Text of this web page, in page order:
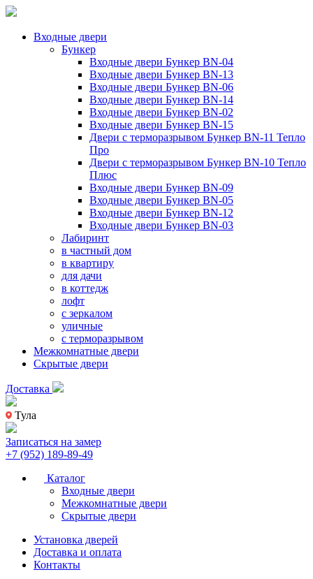
Входные двери
Бункер
Входные двери Бункер BN-04
Входные двери Бункер BN-13
Входные двери Бункер BN-06
Входные двери Бункер BN-14
Входные двери Бункер BN-02
Входные двери Бункер BN-15
Двери с терморазрывом Бункер BN-11 Тепло
Про
Двери с терморазрывом Бункер BN-10 Тепло
Плюс
Входные двери Бункер BN-09
Входные двери Бункер BN-05
Входные двери Бункер BN-12
Входные двери Бункер BN-03
Лабиринт
в частный дом
в квартиру
для дачи
в коттедж
лофт
с зеркалом
уличные
с терморазрывом
Межкомнатные двери
Скрытые двери
Доставка
Тула
Записаться на замер
+7 (952) 189-89-49
Каталог
Входные двери
Межкомнатные двери
Скрытые двери
Установка дверей
Доставка и оплата
Контакты